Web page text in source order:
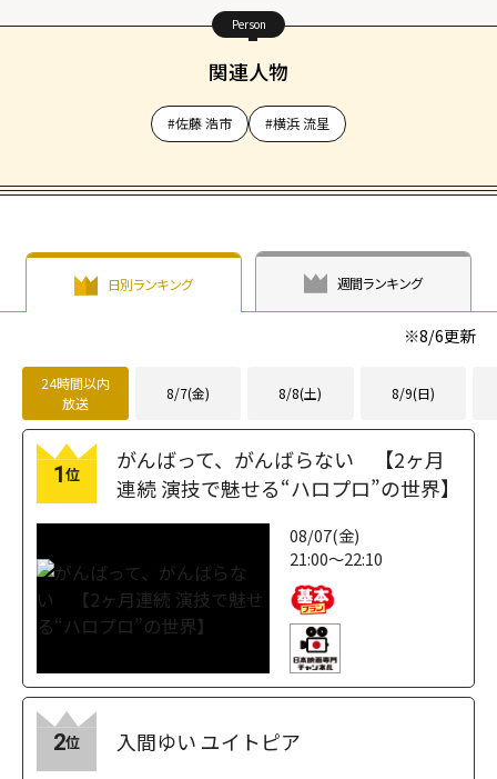
Person
関連人物
#佐藤 浩市 #横浜 流星
日別ランキング 週間ランキング
※8/6更新
24時間以内
放送
8/7(金) 8/8(土) 8/9(日)
1位
がんばって、がんばらない 【2ヶ月
連続 演技で魅せる“ハロプロ”の世界】
08/07(金)
21:00～22:10
2位 入間ゆい ユイトピア